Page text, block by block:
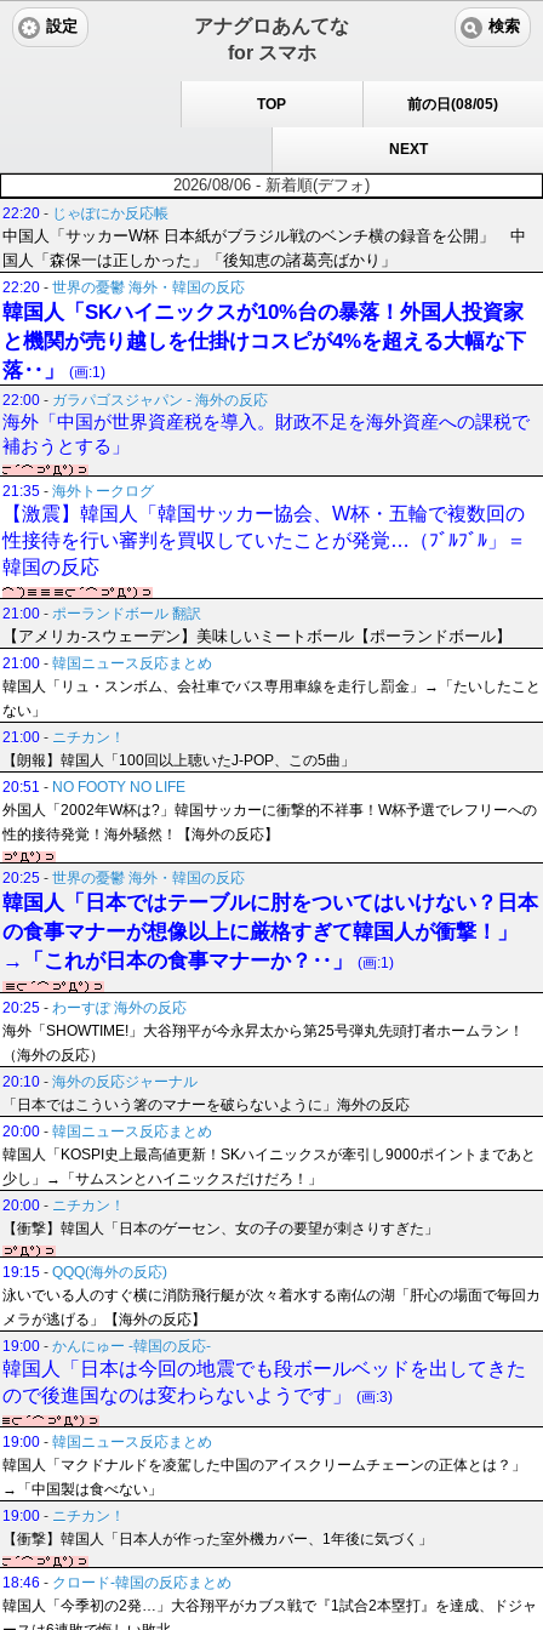
アナグロあんてな
for スマホ
設定 検索
TOP 前の日(08/05)
NEXT
2026/08/06 - 新着順(デフォ)
22:20 - じゃぽにか反応帳
中国人「サッカーW杯 日本紙がブラジル戦のベンチ横の録音を公開」 中
国人「森保一は正しかった」「後知恵の諸葛亮ばかり」
22:20 - 世界の憂鬱 海外・韓国の反応
韓国人「SKハイニックスが10%台の暴落！外国人投資家
と機関が売り越しを仕掛けコスピが4%を超える大幅な下
落‥」
(画:1)
22:00 - ガラパゴスジャパン - 海外の反応
海外「中国が世界資産税を導入。財政不足を海外資産への課税で
補おうとする」
21:35 - 海外トークログ
【激震】韓国人「韓国サッカー協会、W杯・五輪で複数回の
性接待を行い審判を買収していたことが発覚…（ﾌﾞﾙﾌﾞﾙ」＝
韓国の反応
21:00 - ポーランドボール 翻訳
【アメリカ-スウェーデン】美味しいミートボール【ポーランドボール】
21:00 - 韓国ニュース反応まとめ
韓国人「リュ・スンボム、会社車でバス専用車線を走行し罰金」→「たいしたこと
ない」
21:00 - ニチカン！
【朗報】韓国人「100回以上聴いたJ-POP、この5曲」
20:51 - NO FOOTY NO LIFE
外国人「2002年W杯は?」韓国サッカーに衝撃的不祥事！W杯予選でレフリーへの
性的接待発覚！海外騒然！【海外の反応】
20:25 - 世界の憂鬱 海外・韓国の反応
韓国人「日本ではテーブルに肘をついてはいけない？日本
の食事マナーが想像以上に厳格すぎて韓国人が衝撃！」
→「これが日本の食事マナーか？‥」
(画:1)
20:25 - わーすぽ 海外の反応
海外「SHOWTIME!」大谷翔平が今永昇太から第25号弾丸先頭打者ホームラン！
（海外の反応）
20:10 - 海外の反応ジャーナル
「日本ではこういう箸のマナーを破らないように」海外の反応
20:00 - 韓国ニュース反応まとめ
韓国人「KOSPI史上最高値更新！SKハイニックスが牽引し9000ポイントまであと
少し」→「サムスンとハイニックスだけだろ！」
20:00 - ニチカン！
【衝撃】韓国人「日本のゲーセン、女の子の要望が刺さりすぎた」
19:15 - QQQ(海外の反応)
泳いでいる人のすぐ横に消防飛行艇が次々着水する南仏の湖「肝心の場面で毎回カ
メラが逃げる」【海外の反応】
19:00 - かんにゅー -韓国の反応-
韓国人「日本は今回の地震でも段ボールベッドを出してきた
ので後進国なのは変わらないようです」
(画:3)
19:00 - 韓国ニュース反応まとめ
韓国人「マクドナルドを凌駕した中国のアイスクリームチェーンの正体とは？」
→「中国製は食べない」
19:00 - ニチカン！
【衝撃】韓国人「日本人が作った室外機カバー、1年後に気づく」
18:46 - クロード-韓国の反応まとめ
韓国人「今季初の2発…」大谷翔平がカブス戦で『1試合2本塁打』を達成、ドジャ